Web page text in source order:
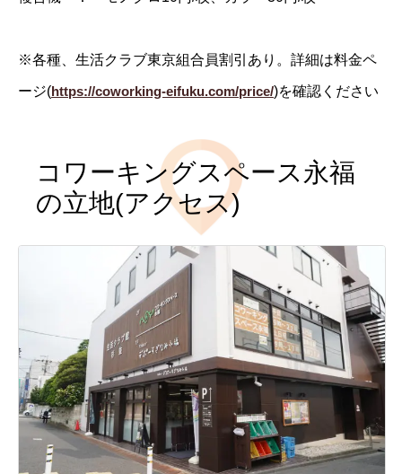
※各種、生活クラブ東京組合員割引あり。詳細は料金ペ
ージ(https://coworking-eifuku.com/price/)を確認ください
コワーキングスペース永福
の立地(アクセス)